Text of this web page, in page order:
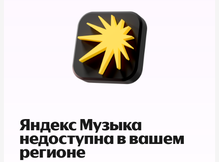
Яндекс Музыка
недоступна в вашем
регионе